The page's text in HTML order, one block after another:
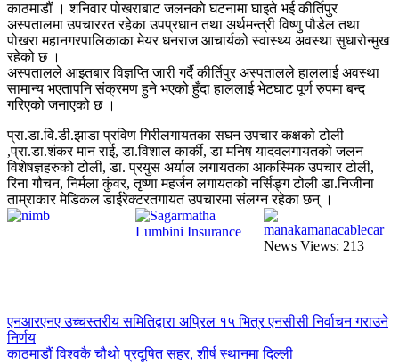
काठमाडौं । शनिवार पोखराबाट जलनको घटनामा घाइते भई कीर्तिपुर
अस्पतालमा उपचाररत रहेका उपप्रधान तथा अर्थमन्त्री विष्णु पौडेल तथा
पोखरा महानगरपालिकाका मेयर धनराज आचार्यको स्वास्थ्य अवस्था सुधारोन्मुख
रहेको छ ।
अस्पतालले आइतबार विज्ञप्ति जारी गर्दै कीर्तिपुर अस्पतालले हाललाई अवस्था
सामान्य भएतापनि संक्रमण हुने भएको हुँदा हाललाई भेटघाट पूर्ण रुपमा बन्द
गरिएको जनाएको छ ।
प्रा.डा.वि.डी.झाडा प्रविण गिरीलगायतका सघन उपचार कक्षको टोली
,प्रा.डा.शंकर मान राई, डा.विशाल कार्की, डा मनिष यादवलगायतको जलन
विशेषज्ञहरुको टोली, डा. प्रयुस अर्याल लगायतका आकस्मिक उपचार टोली,
रिना गौचन, निर्मला कुंवर, तृष्णा महर्जन लगायतको नर्सिङ्ग टोली डा.निजीना
ताम्राकार मेडिकल डाईरेक्टरतगायत उपचारमा संलग्न रहेका छन् ।
News Views: 213
एनआरएनए उच्चस्तरीय समितिद्वारा अप्रिल १५ भित्र एनसीसी निर्वाचन गराउने
निर्णय
काठमाडौं विश्वकै चौथो प्रदूषित सहर, शीर्ष स्थानमा दिल्ली